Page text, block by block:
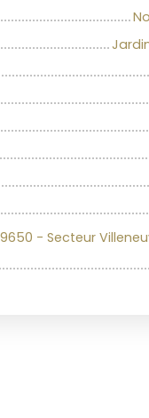
- Secteur